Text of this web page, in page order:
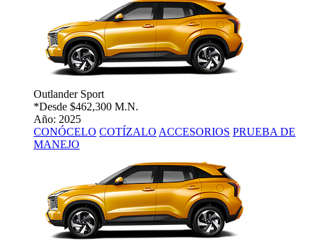
Outlander Sport
*Desde $462,300 M.N.
Año: 2025
CONÓCELO COTÍZALO ACCESORIOS PRUEBA DE
MANEJO